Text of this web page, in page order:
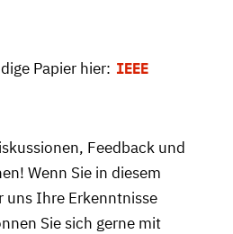
Papier hier: IEEE
Feedback und
Wenn Sie in diesem
uns Ihre Erkenntnisse
Sie sich gerne mit